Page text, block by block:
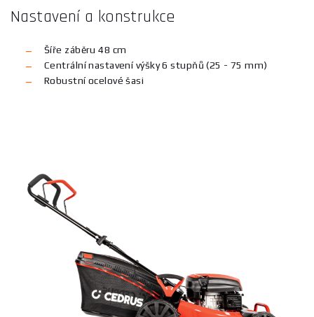
Nastavení a konstrukce
Šíře záběru 48 cm
Centrální nastavení výšky 6 stupňů (25 - 75 mm)
Robustní ocelové šasi